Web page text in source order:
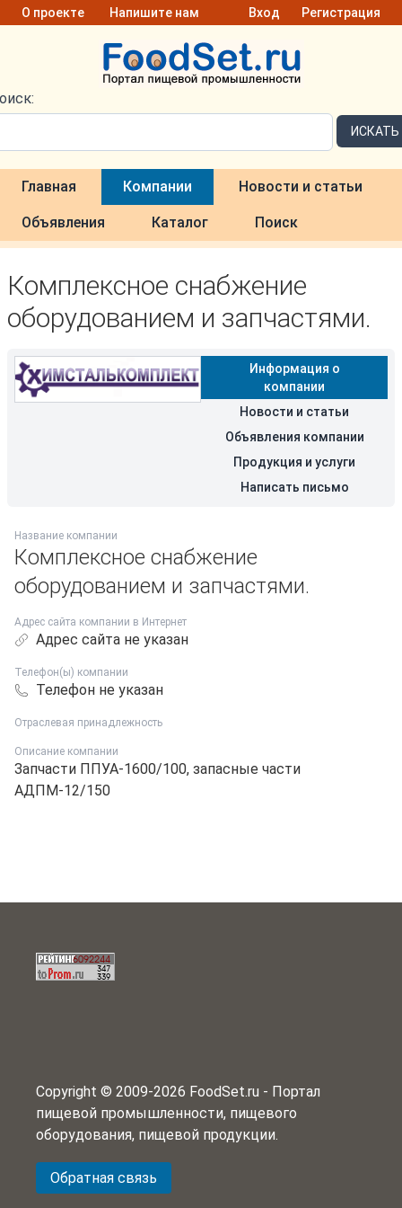
О проекте Напишите нам Вход Регистрация
ИСКАТЬ
Главная Компании Новости и статьи
Объявления Каталог Поиск
Комплексное снабжение
оборудованием и запчастями.
Информация о
компании
Новости и статьи
Объявления компании
Продукция и услуги
Написать письмо
Название компании
Комплексное снабжение
оборудованием и запчастями.
Адрес сайта компании в Интернет
Адрес сайта не указан
Телефон(ы) компании
Телефон не указан
Отраслевая принадлежность
Описание компании
Запчасти ППУА-1600/100, запасные части
АДПМ-12/150
Copyright © 2009-2026 FoodSet.ru - Портал
пищевой промышленности, пищевого
оборудования, пищевой продукции.
Обратная связь